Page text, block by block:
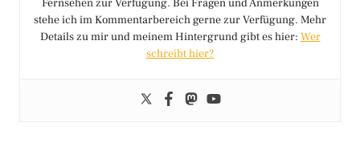
Fernsehen zur Verfügung. Bei Fragen und Anmerkungen
stehe ich im Kommentarbereich gerne zur Verfügung. Mehr
Details zu mir und meinem Hintergrund gibt es hier: Wer
schreibt hier?